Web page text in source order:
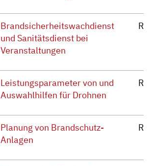
Brandsicherheitswachdienst
und Sanitätsdienst bei
Veranstaltungen
Leistungsparameter von und
Auswahlhilfen für Drohnen
Planung von Brandschutz-
Anlagen